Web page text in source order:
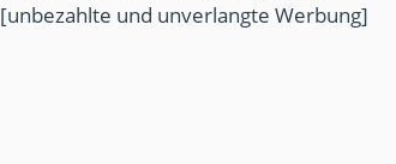
[unbezahlte und unverlangte Werbung]